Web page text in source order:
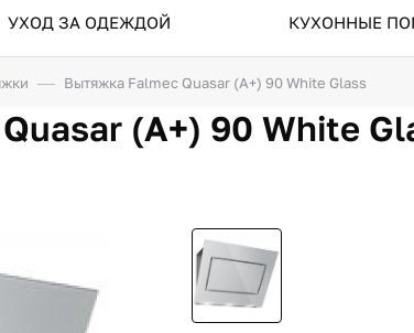
УХОД ЗА ОДЕЖДОЙ КУХОННЫЕ
Вытяжка Falmec Quasar (A+) 90 White Glass
(A+) 90 White